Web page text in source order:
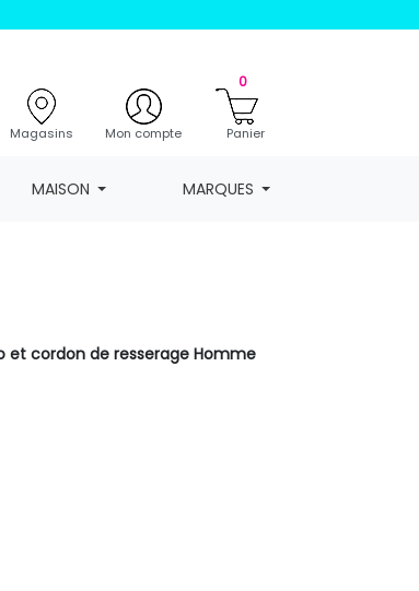
Magasins Mon compte
0
Panier
MAISON MARQUES
et cordon de resserage Homme